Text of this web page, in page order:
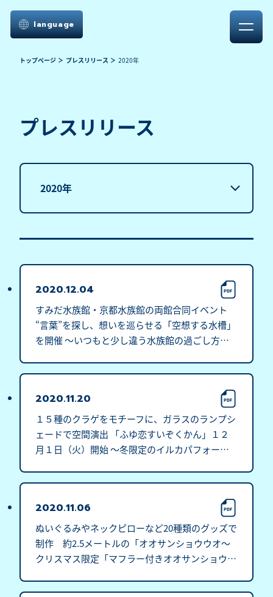
language
トップページ プレスリリース 2020年
プレスリリース
2020.12.04
すみだ水族館・京都水族館の両館合同イベント
“言葉”を探し、想いを巡らせる「空想する水槽」
を開催 ～いつもと少し違う水族館の過ごし方
2020.11.20
１５種のクラゲをモチーフに、ガラスのランプシ
ェードで空間演出 「ふゆ恋すいぞくかん」１２
月１日（火）開始 ～冬限定のイルカパフォーマ
2020.11.06
ぬいぐるみやネックピローなど20種類のグッズで
制作　約2.5メートルの「オオサンショウウオ～
クリスマス限定「マフラー付きオオサンショウウ
場！